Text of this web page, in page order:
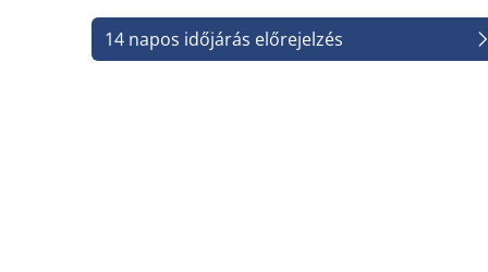
14 napos időjárás előrejelzés